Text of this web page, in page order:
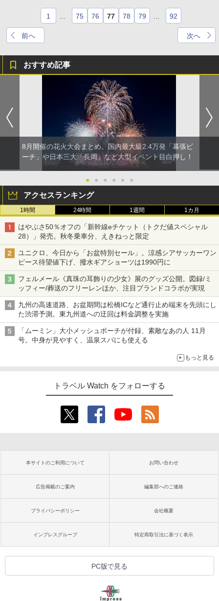
前へ
1 75 76 77 78 79 92
次へ
おすすめ記事
8月開催の花火大会まとめ。国内最大級2.4万発「幕張ビ
ーチ」や日本三大「長岡」など大型イベント目白押し！
● ● ● ● ● ●
アクセスランキング
1時間 24時間 1週間 1カ月
はやぶさ50％オフの「新幹線eチケット（トクだ値スペシャル
28）」発売。秋冬乗車分、えきねっと限定
ユニクロ、今日から「お盆特別セール」。涼感シアサッカーワン
ピース待望値下げ、撥水ギアショーツは1990円に
フェルメール《真珠の耳飾りの少女》展のグッズ公開。図録/ミ
ッフィー/葬送のフリーレンほか、注目ブランドコラボが実現
九州の高速道路、お盆期間は松橋ICなど通行止め端末を先頭にし
た渋滞予測。東九州道への迂回は料金調整を実施
「ムーミン」大小メッシュポーチが付録、素敵なあの人 11月
号。中身が見やすく、温泉スパにも使える
もっと見る
トラベル Watch をフォローする
本サイトのご利用について お問い合わせ
広告掲載のご案内 編集部へのご連絡
プライバシーポリシー 会社概要
インプレスグループ 特定商取引法に基づく表示
PC版で見る